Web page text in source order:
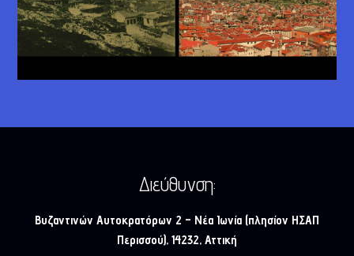
Διεύθυνση:
Βυζαντινών Αυτοκρατόρων 2 – Νέα Ιωνία (πλησίον ΗΣΑΠ
Περισσού), 14232, Αττική